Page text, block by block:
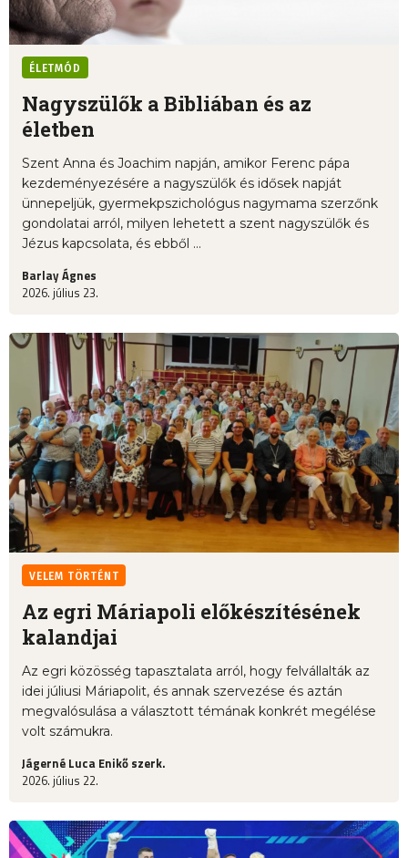
ÉLETMÓD
Nagyszülők a Bibliában és az
életben
Szent Anna és Joachim napján, amikor Ferenc pápa
kezdeményezésére a nagyszülők és idősek napját
ünnepeljük, gyermekpszichológus nagymama szerzőnk
gondolatai arról, milyen lehetett a szent nagyszülők és
Jézus kapcsolata, és ebből ...
Barlay Ágnes
2026. július 23.
VELEM TÖRTÉNT
Az egri Máriapoli előkészítésének
kalandjai
Az egri közösség tapasztalata arról, hogy felvállalták az
idei júliusi Máriapolit, és annak szervezése és aztán
megvalósulása a választott témának konkrét megélése
volt számukra.
Jágerné Luca Enikő szerk.
2026. július 22.